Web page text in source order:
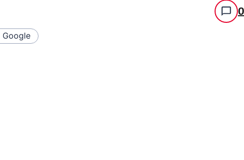
0
Google